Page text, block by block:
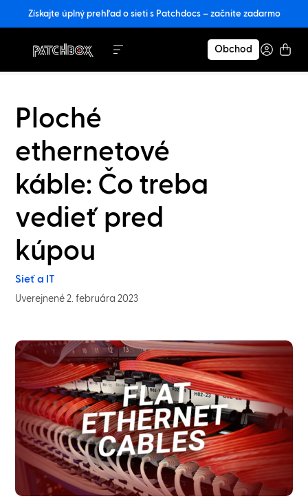
Získajte úplný prehľad o sieti s Patchdocs – začnite zadarmo
Obchod
Ploché
ethernetové
káble: Čo treba
vedieť pred
kúpou
Sieť a IT
Uverejnené 2. februára 2023